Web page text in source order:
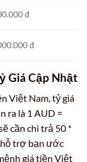
đ
đ
Giá Cập Nhật
Việt Nam, tỷ giá
ra là 1 AUD =
cần chi trả 50 *
hỗ trợ bạn ước
giá tiền Việt